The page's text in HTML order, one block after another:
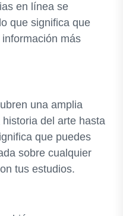
en línea se
que significa que
más
una amplia
del arte hasta
que puedes
sobre cualquier
tus estudios.